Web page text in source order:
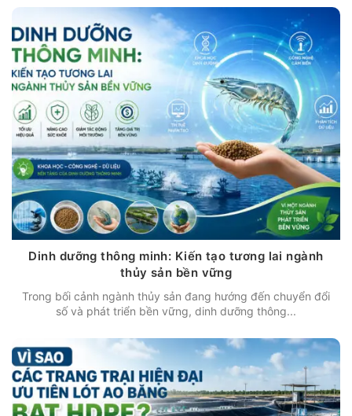
Dinh dưỡng thông minh: Kiến tạo tương lai ngành
thủy sản bền vững
Trong bối cảnh ngành thủy sản đang hướng đến chuyển đổi
số và phát triển bền vững, dinh dưỡng thông...